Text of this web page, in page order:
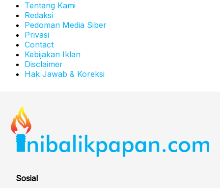
Tentang Kami
Redaksi
Pedoman Media Siber
Privasi
Contact
Kebijakan Iklan
Disclaimer
Hak Jawab & Koreksi
Sosial